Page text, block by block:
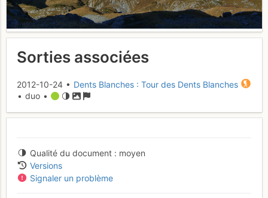
Sorties associées
2012-10-24 • Dents Blanches : Tour des Dents Blanches
• duo •
Qualité du document
moyen
Versions
Signaler un problème